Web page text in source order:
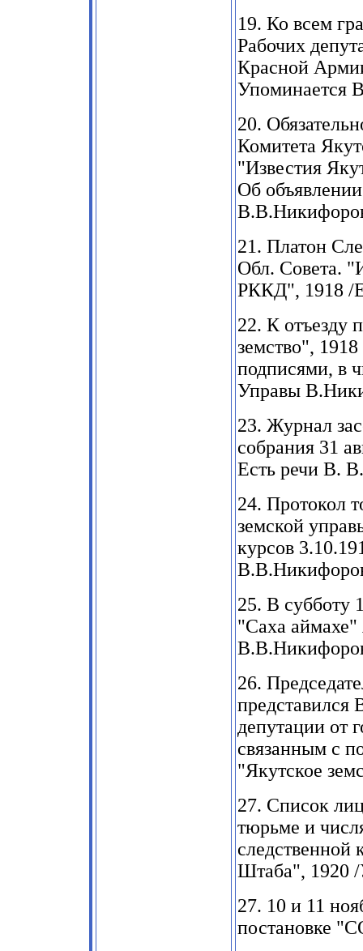
19. Ко всем
Рабочих
Красной
Упоминается
20.
Комитета
"Известия
Об
21. Платон
Обл. Совета.
РККД", 1918 /
22. К отъезду
земство", 1918
подписями, в
Управы
23. Журнал
собрания 31
Есть речи В.
24. Протокол
земской
курсов
25. В субботу
"Саха аймахе"
26.
представился
депутации от
связанным с
"Якутское
27. Список
тюрьме и
следственной
Штаба", 1920
27. 10 и 11
постановке